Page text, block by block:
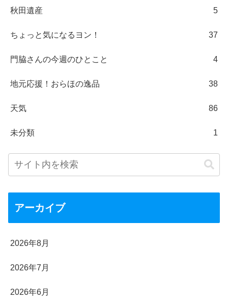
秋田遺産 5
ちょっと気になるヨン！ 37
門脇さんの今週のひとこと 4
地元応援！おらほの逸品 38
天気 86
未分類 1
アーカイブ
2026年8月
2026年7月
2026年6月